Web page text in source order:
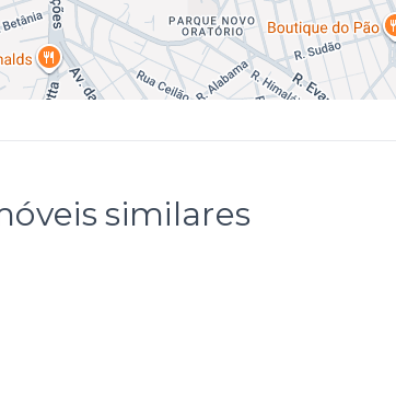
similares